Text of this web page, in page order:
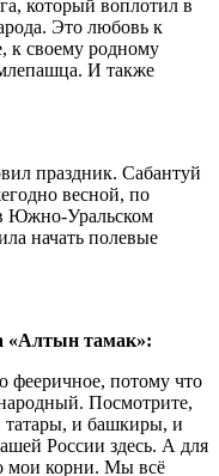
который воплотил в
Это любовь к
к своему родному
И также
праздник. Сабантуй
весной, по
Южно-Уральском
начать полевые
тамак»:
фееричное, потому что
Посмотрите,
татары, и башкиры, и
России здесь. А для
мои корни. Мы всё